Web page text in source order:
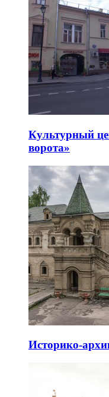
Культурный
ворота»
Историко-